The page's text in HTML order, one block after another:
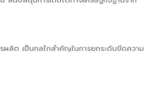
ลิต เป็นกลไกสำคัญในการยกระดับขีดความ